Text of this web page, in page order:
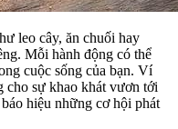
leo cây, ăn chuối hay
Mỗi hành động có thể
cuộc sống của bạn. Ví
cho sự khao khát vươn tới
hiệu những cơ hội phát